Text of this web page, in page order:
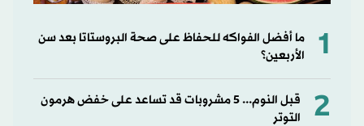
1
ما أفضل الفواكه للحفاظ على صحة البروستاتا بعد سن
الأربعين؟
2
قبل النوم... 5 مشروبات قد تساعد على خفض هرمون
التوتر